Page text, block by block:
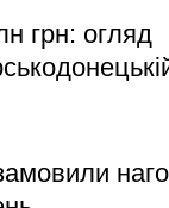
грн: огляд